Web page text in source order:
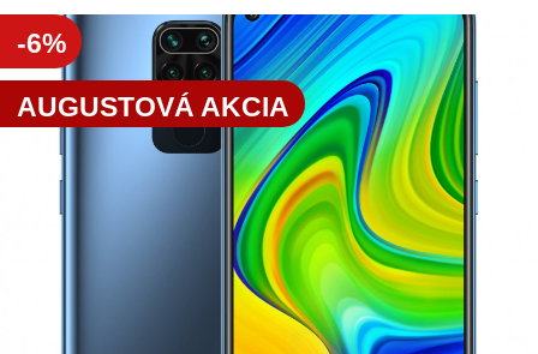
-6%
AUGUSTOVÁ AKCIA